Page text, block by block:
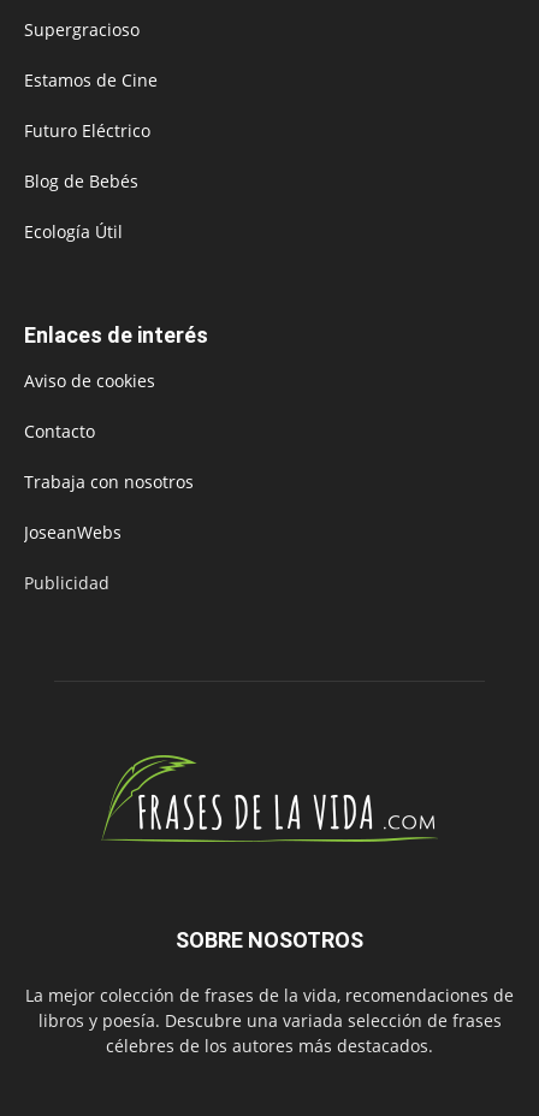
Supergracioso
Estamos de Cine
Futuro Eléctrico
Blog de Bebés
Ecología Útil
Enlaces de interés
Aviso de cookies
Contacto
Trabaja con nosotros
JoseanWebs
Publicidad
SOBRE NOSOTROS
La mejor colección de frases de la vida, recomendaciones de
libros y poesía. Descubre una variada selección de frases
célebres de los autores más destacados.